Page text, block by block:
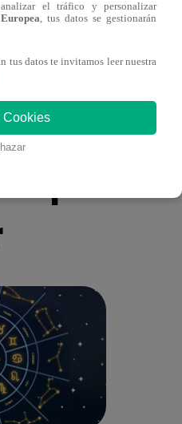
lo
puede
el tráfico y personalizar
, tus datos se gestionarán
tus datos te invitamos leer nuestra
Cookies